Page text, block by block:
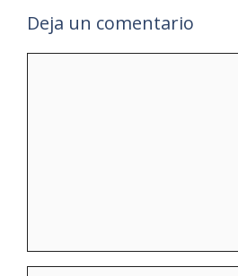
Deja un comentario